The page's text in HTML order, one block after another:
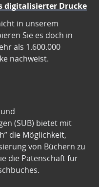
digitalisierter Drucke
in unserem
Sie es doch in
als 1.600.000
nachweist.
(SUB) bietet mit
die Möglichkeit,
von Büchern zu
die Patenschaft für